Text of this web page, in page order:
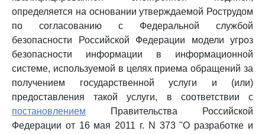
определяется на основании утверждаемой Рострудом
по согласованию с Федеральной службой
безопасности Российской Федерации модели угроз
безопасности информации в информационной
системе, используемой в целях приема обращений за
получением государственной услуги и (или)
предоставления такой услуги, в соответствии с
постановлением Правительства Российской
Федерации от 16 мая 2011 г. N 373 "О разработке и